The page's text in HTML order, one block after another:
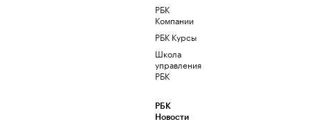
РБК
Компании
РБК Курсы
Школа
управления
РБК
РБК
Новости